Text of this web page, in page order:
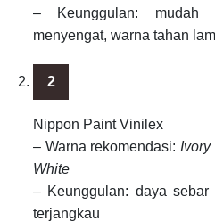
– Keunggulan: mudah
menyengat, warna tahan
Nippon Paint Vinilex
– Warna rekomendasi: Ivory
White
– Keunggulan: daya
terjangkau